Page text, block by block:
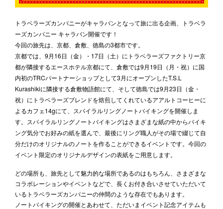
トラベラーズカンパニーがキャラバンとなって旅に出る企画、トラベラ
ーズカンパニー キャラバン開催です！
今回の旅先は、京都、倉敷、徳島の3都市です。
京都では、9月16日（金）・17日（土）にトラベラーズファクトリー京
都が隣接するエースホテル京都にて、倉敷では9月19日（月・祝）に国
内初のTRCパートナーショップとして3月にオープンしたT.S.L
Kurashikiに隣接する倉敷物語館にて、そして徳島では9月23日（金・
祝）にトラベラーズブレンドを焙煎してくれているアアルトコーヒーに
よるカフェ14gにて、スパイラルリングノートバイキングを開催しま
す。スパイラルリングノートバイキングはさまざまな紙の中からバイキ
ング気分でお好みの紙を選んで、最後にリング職人がその場で綴じて自
分だけのオリジナルのノートを作ることができるイベントです。今回の
イベント限定のオリジナルデザインの表紙をご用意します。
どの場所も、旅先として魅力的な場所であるのはもちろん、さまざまな
コラボレーションやイベントなどで、長くお付き合いさせていただいて
いるトラベラーズカンパニーの仲間のような存在でもあります。
ノートバイキングの開催とあわせて、ただいまイベント記念アイテムも